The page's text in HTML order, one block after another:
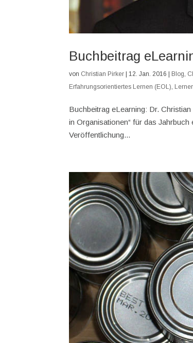
Buchbeitrag
von Christian Pirker |12. Jan. 2016 Blog,
Erfahrungsorientiertes Lernen (EOL),
Buchbeitrag eLearning: Dr.
in Organisationen“ für das
Veröffentlichung...